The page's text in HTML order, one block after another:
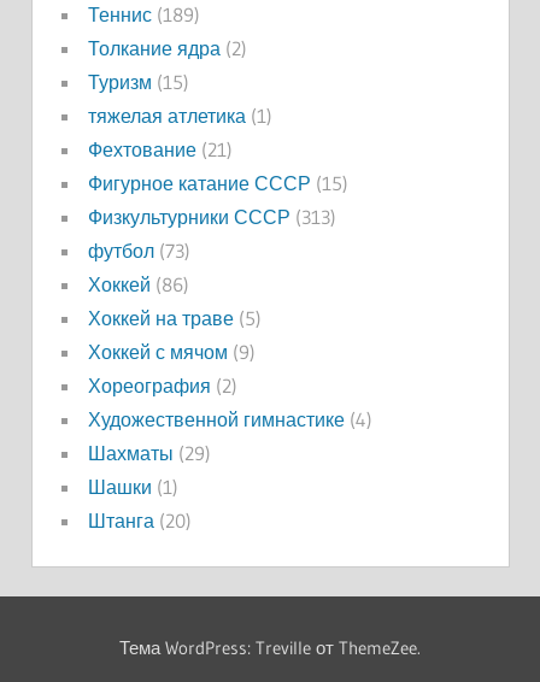
Теннис(189)
Толкание ядра (2)
Туризм (15)
тяжелая атлетика (1)
Фехтование(21)
Фигурное катание СССР (15)
Физкультурники СССР (313)
футбол(73)
Хоккей (86)
Хоккей на траве(5)
Хоккей с мячом (9)
Хореография (2)
Художественной гимнастике(4)
Шахматы (29)
Шашки (1)
Штанга (20)
Тема WordPress: Treville от ThemeZee.